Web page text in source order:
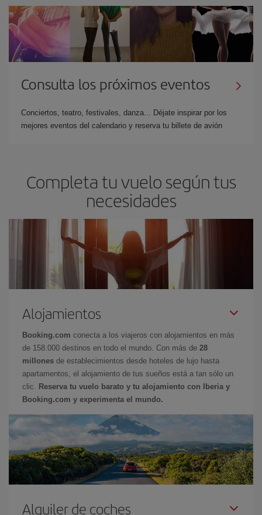
Consulta los próximos eventos
Conciertos, teatro, festivales, danza... Déjate inspirar por los
mejores eventos del calendario y reserva tu billete de avión
Completa tu vuelo según tus
necesidades
Alojamientos
Booking.com conecta a los viajeros con alojamientos en más
de 158.000 destinos en todo el mundo. Con más de 28
millones de establecimientos desde hoteles de lujo hasta
apartamentos, el alojamiento de tus sueños está a tan sólo un
clic.
Reserva tu vuelo barato y tu alojamiento con Iberia y
Booking.com y experimenta el mundo.
Alquiler de coches